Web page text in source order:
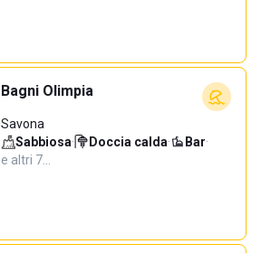
Bagni Olimpia
Savona
Sabbiosa· Doccia calda· Bar·
e altri 7…